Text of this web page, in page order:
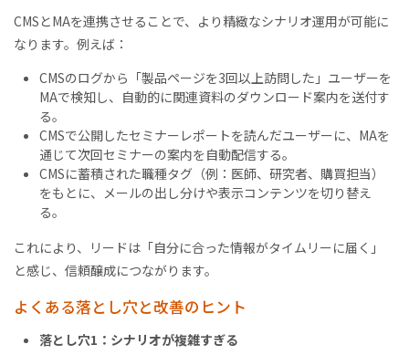
CMSとMAを連携させることで、より精緻なシナリオ運用が可能に
なります。例えば：
CMSのログから「製品ページを3回以上訪問した」ユーザーを
MAで検知し、自動的に関連資料のダウンロード案内を送付す
る。
CMSで公開したセミナーレポートを読んだユーザーに、MAを
通じて次回セミナーの案内を自動配信する。
CMSに蓄積された職種タグ（例：医師、研究者、購買担当）
をもとに、メールの出し分けや表示コンテンツを切り替え
る。
これにより、リードは「自分に合った情報がタイムリーに届く」
と感じ、信頼醸成につながります。
よくある落とし穴と改善のヒント
落とし穴1：シナリオが複雑すぎる